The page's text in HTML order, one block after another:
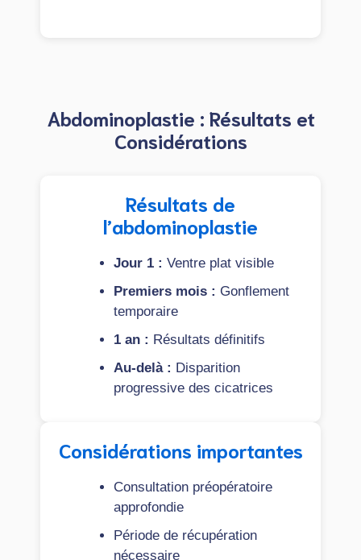
Abdominoplastie : Résultats et
Considérations
Résultats de
l’abdominoplastie
Jour 1 : Ventre plat visible
Premiers mois : Gonflement
temporaire
1 an : Résultats définitifs
Au-delà : Disparition
progressive des cicatrices
Considérations importantes
Consultation préopératoire
approfondie
Période de récupération
nécessaire